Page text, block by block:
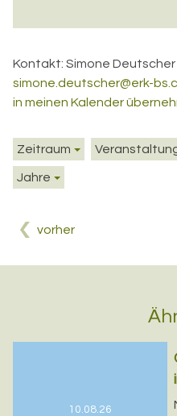
Kontakt: Simone Deutscher
simone.deutscher@erk-
in meinen Kalender
Zeitraum
Jahre
vorher
10.08.26